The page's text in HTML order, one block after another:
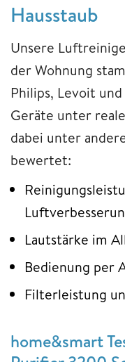
Hausstaub
Unsere
der Wohnung
Philips, Levoit
Geräte unter
dabei unter
bewertet:
Lautstärke im
Bedienung per
Filterleistung
home&smart